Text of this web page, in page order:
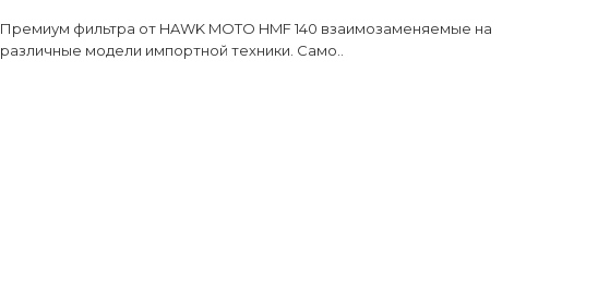
Премиум фильтра от HAWK MOTO HMF 140 взаимозаменяемые на
различные модели импортной техники. Само..